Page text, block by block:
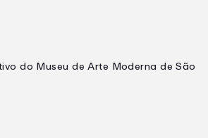
do Museu de Arte Moderna de São